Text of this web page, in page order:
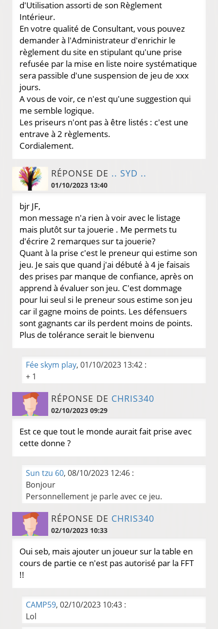
d'Utilisation assorti de son Règlement
Intérieur.
En votre qualité de Consultant, vous pouvez
demander à l'Administrateur d'enrichir le
règlement du site en stipulant qu'une prise
refusée par la mise en liste noire systématique
sera passible d'une suspension de jeu de xxx
jours.
A vous de voir, ce n'est qu'une suggestion qui
me semble logique.
Les priseurs n'ont pas à être listés : c'est une
entrave à 2 règlements.
Cordialement.
RÉPONSE DE .. SYD ..
01/10/2023 13:40
bjr JF,
mon message n'a rien à voir avec le listage
mais plutôt sur ta jouerie . Me permets tu
d'écrire 2 remarques sur ta jouerie?
Quant à la prise c'est le preneur qui estime son
jeu. Je sais que quand j'ai débuté à 4 je faisais
des prises par manque de confiance, après on
apprend à évaluer son jeu. C'est dommage
pour lui seul si le preneur sous estime son jeu
car il gagne moins de points. Les défensuers
sont gagnants car ils perdent moins de points.
Plus de tolérance serait le bienvenu
Fée skym play, 01/10/2023 13:42 :
+ 1
RÉPONSE DE CHRIS340
02/10/2023 09:29
Est ce que tout le monde aurait fait prise avec
cette donne ?
Sun tzu 60, 08/10/2023 12:46 :
Bonjour
Personnellement je parle avec ce jeu.
RÉPONSE DE CHRIS340
02/10/2023 10:33
Oui seb, mais ajouter un joueur sur la table en
cours de partie ce n'est pas autorisé par la FFT
!!
CAMP59, 02/10/2023 10:43 :
Lol